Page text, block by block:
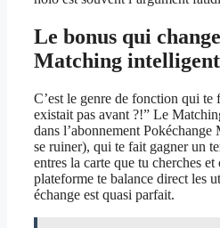
Le bonus qui
Matching intelligent
C’est le genre de fonction qui te
existait pas avant ?!” Le
dans l’abonnement
se ruiner), qui te fait gagner un
entres la carte que tu cherches
plateforme te balance direct les
échange est quasi parfait.